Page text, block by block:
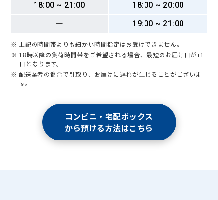
18:00 ~ 21:00
18:00 ~ 20:00
ー
19:00 ~ 21:00
※ 上記の時間帯よりも細かい時間指定はお受けできません。
※ 18時以降の集荷時間帯をご希望される場合、最短のお届け日が+1
日となります。
※ 配送業者の都合で引取り、お届けに遅れが生じることがございま
す。
コンビニ・宅配ボックス
から預ける方法はこちら